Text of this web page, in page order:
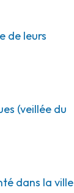
de leurs
(veillée du
dans la ville